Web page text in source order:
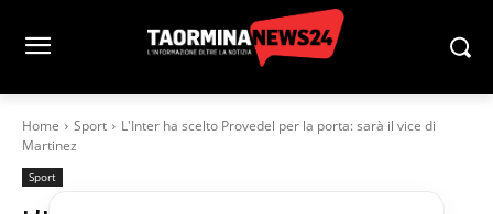
Home Sport
L'Inter ha scelto Provedel per la porta: sarà il vice di
Martinez
Sport